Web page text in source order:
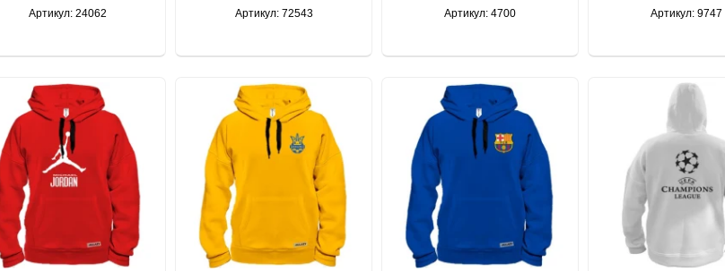
Артикул: 24062 Артикул: 72543 Артикул: 4700 Артикул: 9747